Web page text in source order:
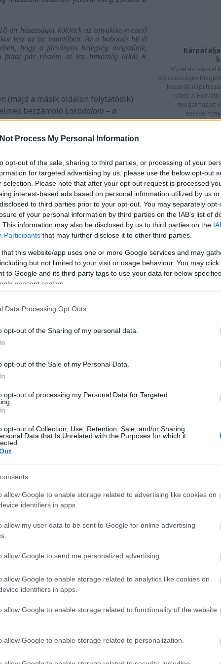
Process My Personal Information
opt-out of the sale, sharing to third parties, or processing of your
for targeted advertising by us, please use the below opt-out
selection. Please note that after your opt-out request is processed
interest-based ads based on personal information utilized by us
to third parties prior to your opt-out. You may separately
of your personal information by third parties on the IAB’s list of
This information may also be disclosed by us to third parties on the
Participants that may further disclose it to other third parties.
that this website/app uses one or more Google services and may
but not limited to your visit or usage behaviour. You may
to Google and its third-party tags to use your data for below
consent section.
Data Processing Opt Outs
opt-out of the Sharing of my personal data.
opt-out of the Sale of my Personal Data.
opt-out of processing my Personal Data for Targeted
opt-out of Collection, Use, Retention, Sale, and/or Sharing
Data that Is Unrelated with the Purposes for which it
allow Google to enable storage related to advertising like cookies on
identifiers in apps.
allow my user data to be sent to Google for online advertising
allow Google to send me personalized advertising.
allow Google to enable storage related to analytics like cookies on
identifiers in apps.
allow Google to enable storage related to functionality of the website
allow Google to enable storage related to personalization.
án házasságot kötöttek az anyakönyvvezető
lesz az izr. temetőben. Az a babonás hit él
hogy a járványos betegség megszűnik,
fiatal pár részére az irz. hitközség 6000 K
(majd a másik oldalon folytatódik)
beszámoló Lakodalom – a
[4]címmel, (p. a.) szignóval. Az
esemény szenzációszámba ment,
származó boszorkányokra
„Boszorkányokról pedig,
Az eléggé ironikus hangvételű írásból
esküvő Ungváron, ugyanis 1878-
tartottak ilyet, s az akkor
idején jóval kisebb –200 pengő
pár, amely számára a
hihetünk a tudósítás szerzőjének,
férj felkereste az ungvári „templomi
azonban nem járt szerencsével.
vőlegény kereskedősegéd,
társadalmi helyzetétől nem esik
gyermek-énekkara” is, s a
ugyanabból a pohárból.
ironikusan megjegyzi:
politikai jellegű– kifogásolnivalója is
bántott. Az alrabbi nagyon szépen
meg a spanyol járványtól.
én, vagy más, amikor most minden
számban az ungvári zsidó hitközség
köréből
a zsidó temetőbencímmel megjelent
új adathoz juthatunk e szokatlan
Deutsch szóvá tette a cikk
is, és alapos magyarázatot
ismereteink e szokás hátterét
Sámuel miskolci főrabbinak e
megjelent nyilatkozatát is. A főrabbi
rendezett temetői esküvőt, s
gyűjtenek a szegények
hogy az Isten is
kaphattunk, miért gyűjtött össze
Jenő által idézett nyilatkozata
témánk szempontjából nagyon
„E felvilágosítás után az elnök
Vízzel és ivással
bölcsességek
használt népi
kötet. A Horváth
nyugalmazott
nevével
A változatos
Kárpátalját okkal
000 folyó
forrásainak,
száma
gyógyvizek
turizmusnak, ezen
Kárpátok
Gyógyvizek
sókban
leggazdagabb
Kárpátalja
Ungvári
Kárpátaljai
Egyetem Ukrán-
Tudományos
nevén
Nevicke
legendák A